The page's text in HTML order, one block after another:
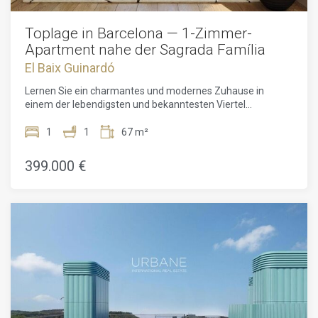
Barcelonas suchen.
Toplage in Barcelona — 1-Zimmer-
Apartment nahe der Sagrada Família
El Baix Guinardó
Lernen Sie ein charmantes und modernes Zuhause in
einem der lebendigsten und bekanntesten Viertel
Schlafzimmer vereint Komfort, zeitgemäßes Design und
Stadtteil Sagrada Família gelegen, befinden sich berühmte
Sehenswürdigkeiten, vielfältige Gastronomie, lokale Märkte
Komfort. Der helle Wohnbereich lädt zum Entspannen oder
zu geselligen Abenden ein und schafft eine moderne,
freundliche Atmosphäre. Das Schlafzimmer ist
komfortabel geschnitten und bietet einen ruhigen
Rückzugsort. Ein modernes Badezimmer mit hochwertigen
Ausstattungen vervollständigt das Angebot.Die Lage ist ein
absolutes Highlight. In einem Viertel voller Kultur, Leben und
1 1 67 m²
399.000 €